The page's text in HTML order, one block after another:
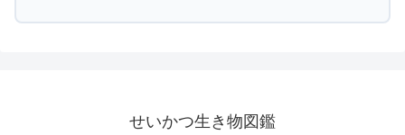
せいかつ生き物図鑑